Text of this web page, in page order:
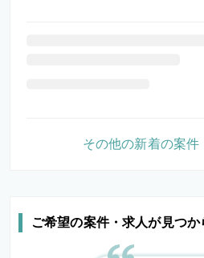
ご希望の案件・求人が見つか
その他の新着の案件